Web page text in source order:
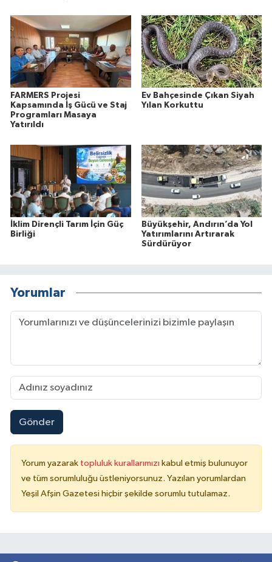
FARMERS Projesi
Kapsamında İş Gücü ve Staj
Programları Masaya
Yatırıldı
Ev Bahçesinde Çıkan Siyah
Yılan Korkuttu
İklim Dirençli Tarım İçin Güç
Birliği
Büyükşehir, Andırın’da Yol
Yatırımlarını Artırarak
Sürdürüyor
Yorumlar
Gönder
Yorum yazarak topluluk kurallarımızı kabul etmiş bulunuyor
ve tüm sorumluluğu üstleniyorsunuz. Yazılan yorumlardan
Yeşil Afşin Gazetesi hiçbir şekilde sorumlu tutulamaz.